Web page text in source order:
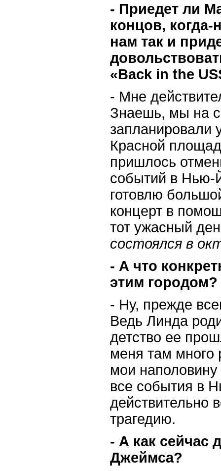
- Приедет ли
концов,
нам так и
«Back in the
- Мне
Знаешь, мы на
запланировали
Красной
пришлось
событий в Нью-
готовлю
концерт в
тот ужасный
состоялся в
- А что
этим городом?
- Ну, прежде
Ведь Линда
детство ее
меня там много
мои
все события в
действительно
трагедию.
- А как сейчас
Джеймса?